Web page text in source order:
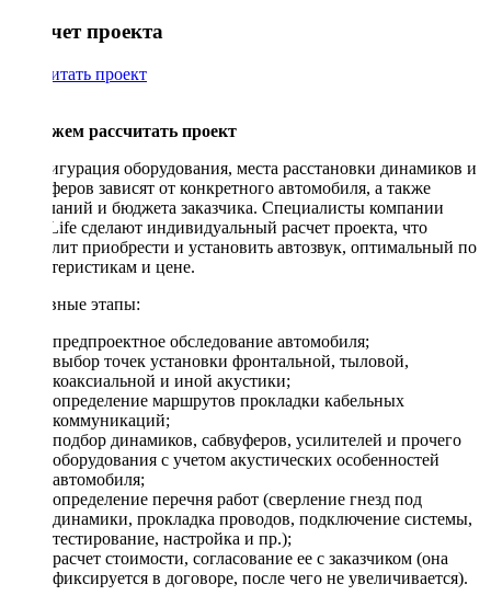
Рассчет проекта
Рассчитать проект
Поможем рассчитать проект
Конфигурация оборудования, места расстановки динамиков и
сабвуферов зависят от конкретного автомобиля, а также
пожеланий и бюджета заказчика. Специалисты компании
DriveLife сделают индивидуальный расчет проекта, что
позволит приобрести и установить автозвук, оптимальный по
характеристикам и цене.
Основные этапы:
предпроектное обследование автомобиля;
выбор точек установки фронтальной, тыловой,
коаксиальной и иной акустики;
определение маршрутов прокладки кабельных
коммуникаций;
подбор динамиков, сабвуферов, усилителей и прочего
оборудования с учетом акустических особенностей
автомобиля;
определение перечня работ (сверление гнезд под
динамики, прокладка проводов, подключение системы,
тестирование, настройка и пр.);
расчет стоимости, согласование ее с заказчиком (она
фиксируется в договоре, после чего не увеличивается).